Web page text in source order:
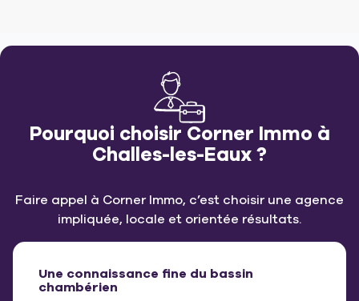
Pourquoi choisir Corner Immo à
Challes-les-Eaux ?
Faire appel à Corner Immo, c’est choisir une agence
impliquée, locale et orientée résultats.
Une connaissance fine du bassin
chambérien